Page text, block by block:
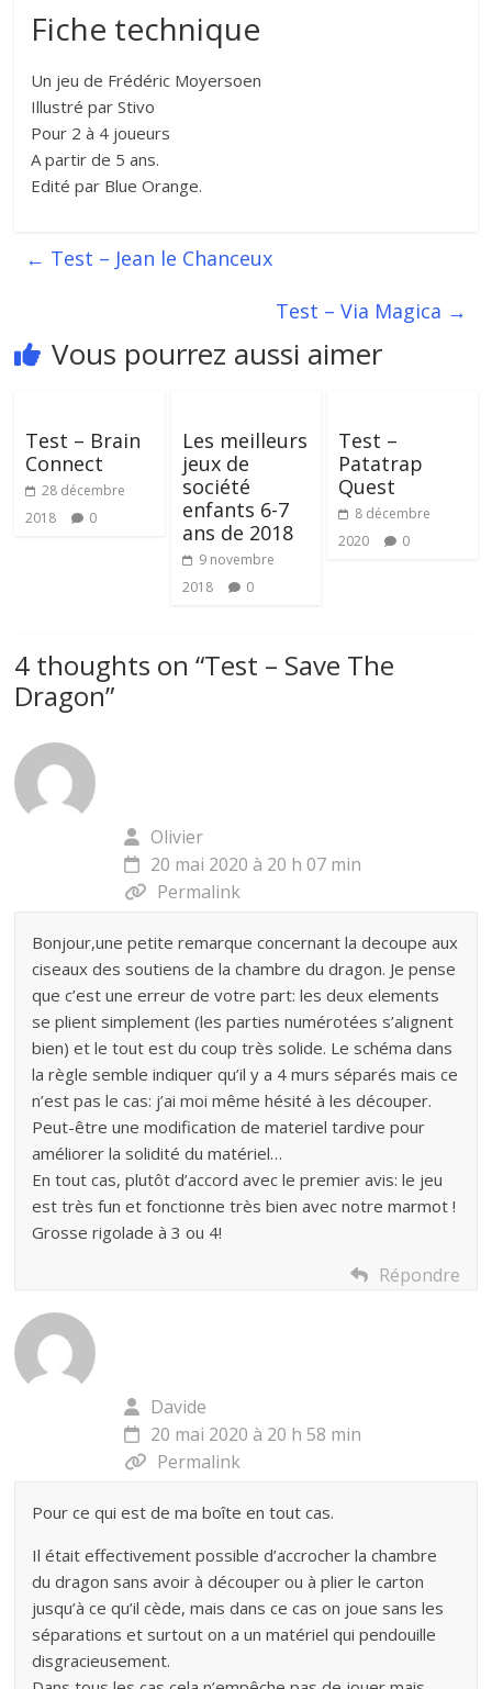
Fiche technique
Un jeu de Frédéric Moyersoen
Illustré par Stivo
Pour 2 à 4 joueurs
A partir de 5 ans.
Edité par Blue Orange.
← Test – Jean le Chanceux
Test – Via Magica →
Vous pourrez aussi aimer
Test – Brain
Connect
28 décembre
2018
0
Les meilleurs
jeux de
société
enfants 6-7
ans de 2018
9 novembre
2018
0
Test –
Patatrap
Quest
8 décembre
2020
0
4 thoughts on “Test – Save The
Dragon”
Olivier
20 mai 2020 à 20 h 07 min
Permalink
Bonjour,une petite remarque concernant la decoupe aux
ciseaux des soutiens de la chambre du dragon. Je pense
que c’est une erreur de votre part: les deux elements
se plient simplement (les parties numérotées s’alignent
bien) et le tout est du coup très solide. Le schéma dans
la règle semble indiquer qu’il y a 4 murs séparés mais ce
n’est pas le cas: j’ai moi même hésité à les découper.
Peut-être une modification de materiel tardive pour
améliorer la solidité du matériel…
En tout cas, plutôt d’accord avec le premier avis: le jeu
est très fun et fonctionne très bien avec notre marmot !
Grosse rigolade à 3 ou 4!
Répondre
Davide
20 mai 2020 à 20 h 58 min
Permalink
Pour ce qui est de ma boîte en tout cas.
Il était effectivement possible d’accrocher la chambre
du dragon sans avoir à découper ou à plier le carton
jusqu’à ce qu’il cède, mais dans ce cas on joue sans les
séparations et surtout on a un matériel qui pendouille
disgracieusement.